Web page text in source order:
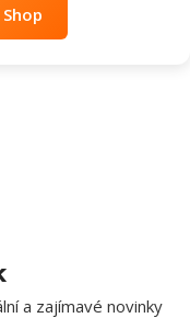
a zajímavé novinky